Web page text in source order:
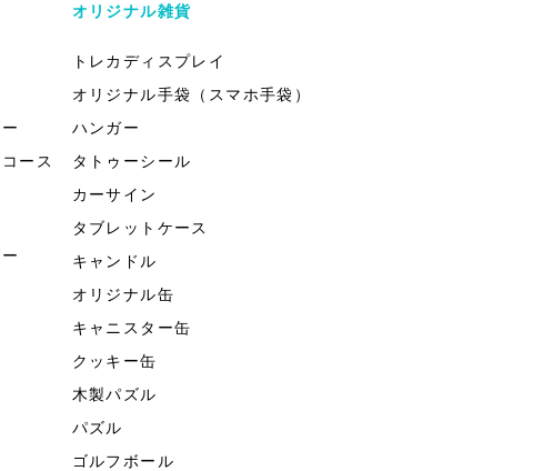
ース
オリジナル雑貨
トレカディスプレイ
オリジナル手袋（スマホ手袋）
ハンガー
タトゥーシール
カーサイン
タブレットケース
キャンドル
オリジナル缶
キャニスター缶
クッキー缶
木製パズル
パズル
ゴルフボール